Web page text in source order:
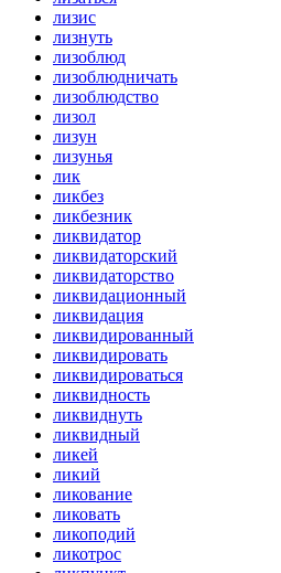
лизис
лизнуть
лизоблюд
лизоблюдничать
лизоблюдство
лизол
лизун
лизунья
лик
ликбез
ликбезник
ликвидатор
ликвидаторский
ликвидаторство
ликвидационный
ликвидация
ликвидированный
ликвидировать
ликвидироваться
ликвидность
ликвиднуть
ликвидный
ликей
ликий
ликование
ликовать
ликоподий
ликотрос